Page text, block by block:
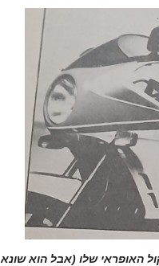
האופראי שלו (אבל הוא שונא